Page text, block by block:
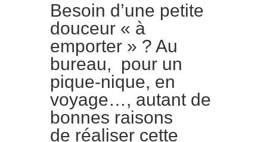
Besoin d’une petite
douceur « à
emporter » ? Au
bureau, pour un
pique-nique, en
voyage…, autant de
bonnes raisons
de réaliser cette